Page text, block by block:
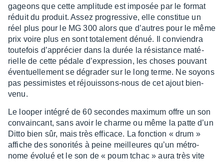
gageons que cette ampli­tude est impo­sée par le format
réduit du produit. Assez progres­sive, elle consti­tue un
réel plus pour le MG 300 alors que d’autres pour le même
prix voire plus en sont tota­le­ment dénué. Il convien­dra
toute­fois d’ap­pré­cier dans la durée la résis­tance maté­
rielle de cette pédale d’ex­pres­sion, les choses pouvant
éven­tuel­le­ment se dégra­der sur le long terme. Ne soyons
pas pessi­mistes et réjouis­sons-nous de cet ajout bien­
venu.
Le looper inté­gré de 60 secondes maxi­mum offre un son
convain­cant, sans avoir le charme ou même la patte d’un
Ditto bien sûr, mais très effi­cace. La fonc­tion « drum »
affiche des sono­ri­tés à peine meilleures qu’un métro­
nome évolué et le son de « poum tchac » aura très vite